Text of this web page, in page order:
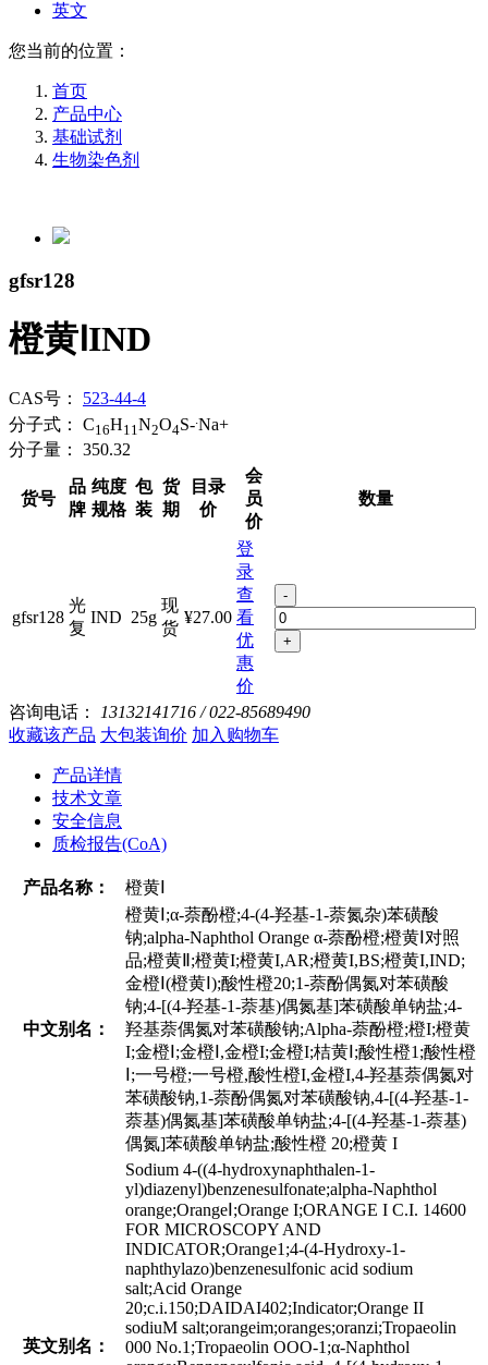
英文
您当前的位置：
首页
产品中心
基础试剂
生物染色剂
gfsr128
橙黄ⅠIND
CAS号：
523-44-4
分子式：
C16H11N2O4S-Na+
分子量：
350.32
货号
品
牌
纯度
规格
包
装
货
期
目录
价
会
员
价
数量
gfsr128
光
复
IND 25g
现
货
¥27.00
登
录
查
看
优
惠
价
-
+
咨询电话： 13132141716 / 022-85689490
收藏该产品 大包装询价 加入购物车
产品详情
技术文章
安全信息
质检报告(CoA)
产品名称： 橙黄Ⅰ
中文别名：
橙黄Ⅰ;α-萘酚橙;4-(4-羟基-1-萘氮杂)苯磺酸
钠;alpha-Naphthol Orange α-萘酚橙;橙黄Ⅰ对照
品;橙黄Ⅱ;橙黄I;橙黄I,AR;橙黄I,BS;橙黄I,IND;
金橙Ⅰ(橙黄Ⅰ);酸性橙20;1-萘酚偶氮对苯磺酸
钠;4-[(4-羟基-1-萘基)偶氮基]苯磺酸单钠盐;4-
羟基萘偶氮对苯磺酸钠;Alpha-萘酚橙;橙I;橙黄
Ι;金橙Ⅰ;金橙Ⅰ,金橙I;金橙Ι;桔黄Ⅰ;酸性橙1;酸性橙
Ⅰ;一号橙;一号橙,酸性橙I,金橙I,4-羟基萘偶氮对
苯磺酸钠,1-萘酚偶氮对苯磺酸钠,4-[(4-羟基-1-
萘基)偶氮基]苯磺酸单钠盐;4-[(4-羟基-1-萘基)
偶氮]苯磺酸单钠盐;酸性橙 20;橙黄 I
英文别名：
Sodium 4-((4-hydroxynaphthalen-1-
yl)diazenyl)benzenesulfonate;alpha-Naphthol
orange;OrangeⅠ;Orange I;ORANGE I C.I. 14600
FOR MICROSCOPY AND
INDICATOR;Orange1;4-(4-Hydroxy-1-
naphthylazo)benzenesulfonic acid sodium
salt;Acid Orange
20;c.i.150;DAIDAI402;Indicator;Orange II
sodiuM salt;orangeim;oranges;oranzi;Tropaeolin
000 No.1;Tropaeolin OOO-1;α-Naphthol